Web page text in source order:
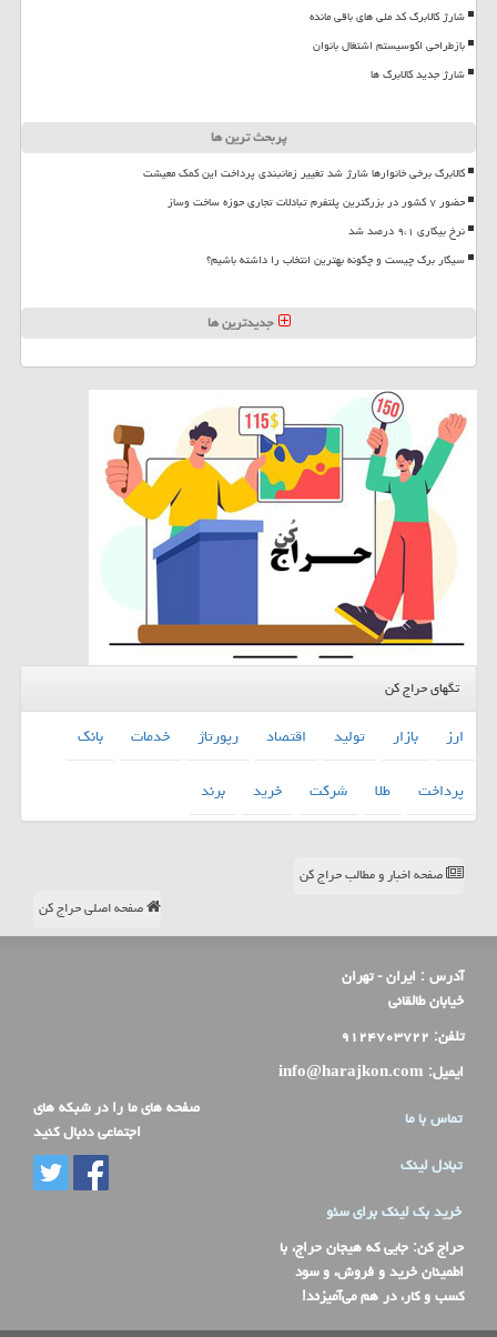
شارژ کالابرگ کد ملی های باقی مانده
بازطراحی اکوسیستم اشتغال بانوان
شارژ جدید کالابرگ ها
پربحث ترین ها
کالابرگ برخی خانوارها شارژ شد تغییر زمانبندی پرداخت این کمک معیشت
حضور ۷ کشور در بزرگترین پلتفرم تبادلات تجاری حوزه ساخت وساز
نرخ بیکاری ۹،۱ درصد شد
سیگار برگ چیست و چگونه بهترین انتخاب را داشته باشیم؟
جدیدترین ها
تگهای حراج کن
ارز بازار تولید اقتصاد رپورتاژ خدمات
بانك
پرداخت
طلا شركت خرید برند
صفحه اخبار و مطالب حراج کن
صفحه اصلی حراج کن
آدرس : ایران - تهران
خیابان طالقانی
تلفن: ۹۱۲۴۷۰۳۷۲۲
ایمیل: info@harajkon.com
تماس با ما
تبادل لینک
خرید بک لینک برای سئو
حراج کن: جایی که هیجان حراج، با
اطمینان خرید و فروش، و سود
کسب و کار، در هم می‌آمیزند!
صفحه های ما را در شبکه های
اجتماعی دنبال کنید